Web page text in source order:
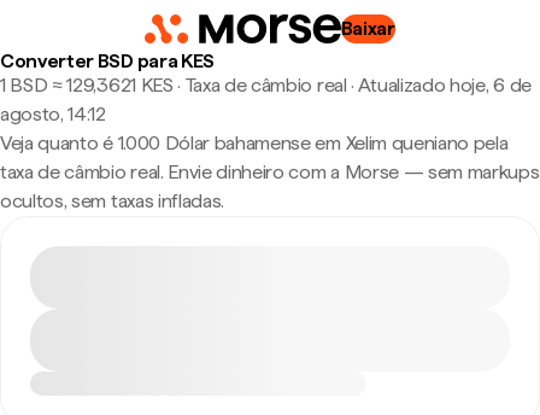
Baixar
Converter BSD para KES
1 BSD ≈ 129,3621 KES · Taxa de câmbio real · Atualizado hoje, 6 de
agosto, 14:12
Veja quanto é 1.000 Dólar bahamense em Xelim queniano pela
taxa de câmbio real. Envie dinheiro com a Morse — sem markups
ocultos, sem taxas infladas.